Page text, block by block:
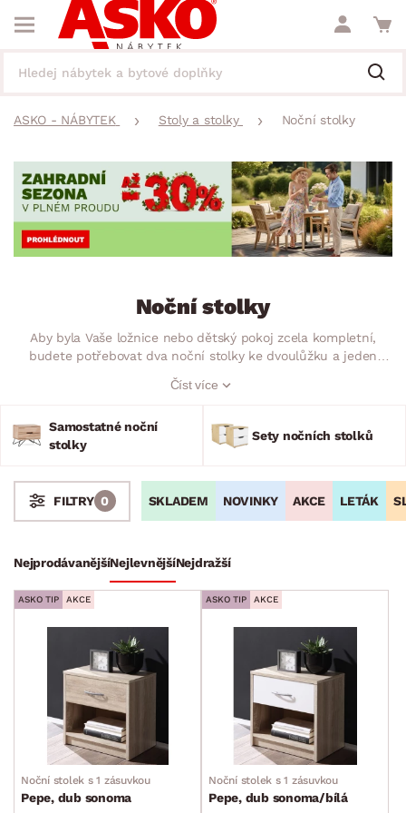
ASKO - NÁBYTEK Stoly a stolky Noční stolky
Noční stolky
Aby byla Vaše ložnice nebo dětský pokoj zcela kompletní,
budete potřebovat dva noční stolky ke dvoulůžku a jeden
zaručeně využití, abyste v noci nemuseli vůbec vylézat
odpočinku. Objevujte vyváženost a praktičnost, kterou noční
stolky přináší.
Číst více
Samostatné noční
stolky
Sety nočních stolků
Jídelní stoly
Televizní stolky
Noční stolky
Samostatné noční stolky
Sety nočních stolků
Zahradní stoly
Odkládací stolky
SKLADEM NOVINKY AKCE LETÁK
FILTRY 0
NejprodávanějšíNejlevnějšíNejdražší
ASKO TIP AKCE
Noční stolek s 1 zásuvkou
Pepe, dub sonoma
ASKO TIP AKCE
Noční stolek s 1 zásuvkou
Pepe, dub sonoma/bílá